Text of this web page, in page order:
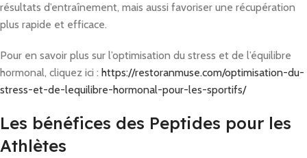
résultats d’entraînement, mais aussi favoriser une récupération
plus rapide et efficace.
Pour en savoir plus sur l’optimisation du stress et de l’équilibre
hormonal, cliquez ici : https://restoranmuse.com/optimisation-du-
stress-et-de-lequilibre-hormonal-pour-les-sportifs/
Les bénéfices des Peptides pour les
Athlètes